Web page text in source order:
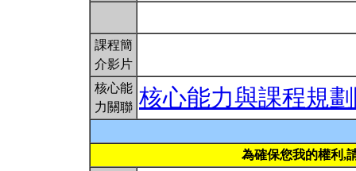
課程簡
介影片
核心能
力關聯 核心能力與課程規
為確保您我的權利,